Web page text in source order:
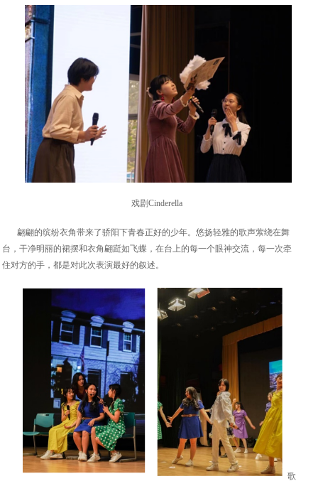
戏剧Cinderella
翩翩的缤纷衣角带来了骄阳下青春正好的少年。悠扬轻雅的歌声萦绕在舞
台，干净明丽的裙摆和衣角翩跹如飞蝶，在台上的每一个眼神交流，每一次牵
住对方的手，都是对此次表演最好的叙述。
歌